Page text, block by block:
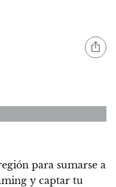
para sumarse a
y captar tu